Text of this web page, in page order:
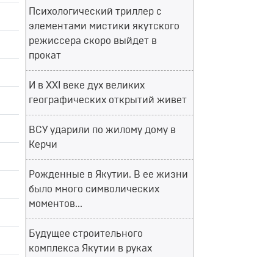
Психологический триллер с
элементами мистики якутского
режиссера скоро выйдет в
прокат
И в XXI веке дух великих
географических открытий живет
ВСУ ударили по жилому дому в
Керчи
Рожденные в Якутии. В ее жизни
было много символических
моментов...
Будущее строительного
комплекса Якутии в руках